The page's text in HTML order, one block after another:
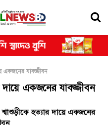
একজনের যাবজ্জীবন
দায়ে একজনের যাবজ্জীবন
শ্বাশুড়ীকে হত্যার দায়ে একজনের